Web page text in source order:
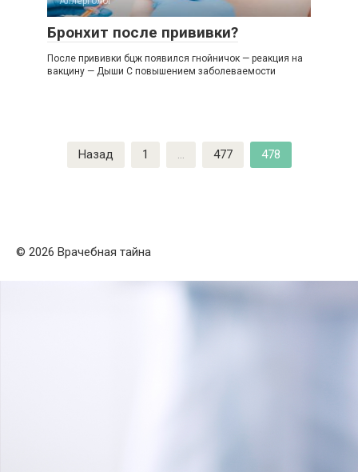
Бронхит после прививки?
После прививки бцж появился гнойничок — реакция на
вакцину — Дыши С повышением заболеваемости
Назад 1 … 477 478
© 2026 Врачебная тайна